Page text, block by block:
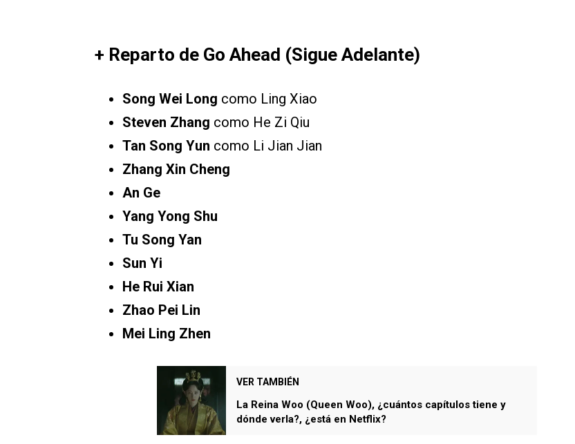
+ Reparto de Go Ahead (Sigue Adelante)
Song Wei Long como Ling Xiao
Steven Zhang como He Zi Qiu
Tan Song Yun como Li Jian Jian
Zhang Xin Cheng
An Ge
Yang Yong Shu
Tu Song Yan
Sun Yi
He Rui Xian
Zhao Pei Lin
Mei Ling Zhen
VER TAMBIÉN
La Reina Woo (Queen Woo), ¿cuántos capítulos tiene y
dónde verla?, ¿está en Netflix?